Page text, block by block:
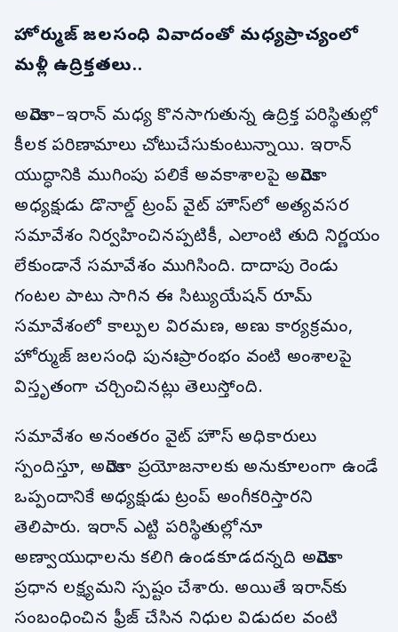
హోర్ముజ్ జలసంధి వివాదంతో మధ్యప్రాచ్యంలో
మళ్లీ ఉద్రిక్తతలు..
అమెరికా–ఇరాన్ మధ్య కొనసాగుతున్న ఉద్రిక్త పరిస్థితుల్లో
కీలక పరిణామాలు చోటుచేసుకుంటున్నాయి. ఇరాన్
యుద్ధానికి ముగింపు పలికే అవకాశాలపై అమెరికా
అధ్యక్షుడు డొనాల్డ్ ట్రంప్ వైట్ హౌస్‌లో అత్యవసర
సమావేశం నిర్వహించినప్పటికీ, ఎలాంటి తుది నిర్ణయం
లేకుండానే సమావేశం ముగిసింది. దాదాపు రెండు
గంటల పాటు సాగిన ఈ సిట్యుయేషన్ రూమ్
సమావేశంలో కాల్పుల విరమణ, అణు కార్యక్రమం,
హోర్ముజ్ జలసంధి పునఃప్రారంభం వంటి అంశాలపై
విస్తృతంగా చర్చించినట్లు తెలుస్తోంది.
సమావేశం అనంతరం వైట్ హౌస్ అధికారులు
స్పందిస్తూ, అమెరికా ప్రయోజనాలకు అనుకూలంగా ఉండే
ఒప్పందానికే అధ్యక్షుడు ట్రంప్ అంగీకరిస్తారని
తెలిపారు. ఇరాన్ ఎట్టి పరిస్థితుల్లోనూ
అణ్వాయుధాలను కలిగి ఉండకూడదన్నది అమెరికా
ప్రధాన లక్ష్యమని స్పష్టం చేశారు. అయితే ఇరాన్‌కు
సంబంధించిన ఫ్రీజ్ చేసిన నిధుల విడుదల వంటి